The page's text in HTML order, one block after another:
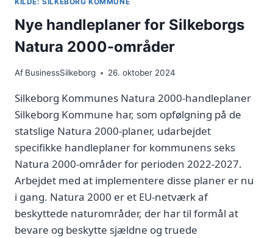
Nye handleplaner for Silkeborgs
Natura 2000-områder
Af BusinessSilkeborg 26. oktober 2024
Silkeborg Kommunes Natura 2000-handleplaner
Silkeborg Kommune har, som opfølgning på de
statslige Natura 2000-planer, udarbejdet
specifikke handleplaner for kommunens seks
Natura 2000-områder for perioden 2022-2027.
Arbejdet med at implementere disse planer er nu
i gang. Natura 2000 er et EU-netværk af
beskyttede naturområder, der har til formål at
bevare og beskytte sjældne og truede